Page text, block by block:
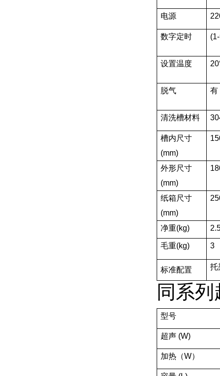
电源
数字定时
设置温度
脱气 有
清洗槽材料
槽内尺寸
(mm)
外形尺寸
(mm)
纸箱尺寸
(mm)
净重(kg)
毛重(kg) 3
标准配置 托
同系
型号
超声 (W)
加热（W）